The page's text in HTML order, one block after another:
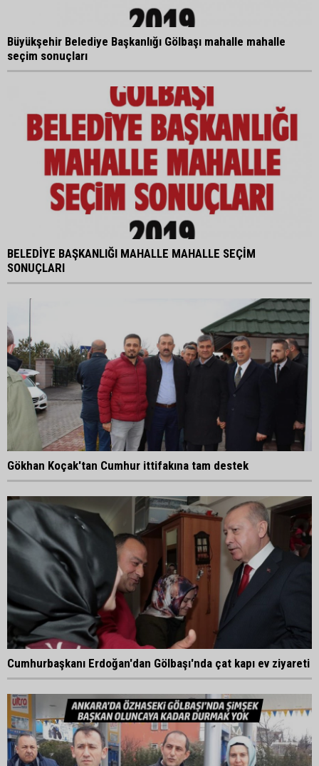
Büyükşehir Belediye Başkanlığı Gölbaşı mahalle mahalle
seçim sonuçları
BELEDİYE BAŞKANLIĞI MAHALLE MAHALLE SEÇİM
SONUÇLARI
Gökhan Koçak'tan Cumhur ittifakına tam destek
Cumhurbaşkanı Erdoğan'dan Gölbaşı'nda çat kapı ev ziyareti